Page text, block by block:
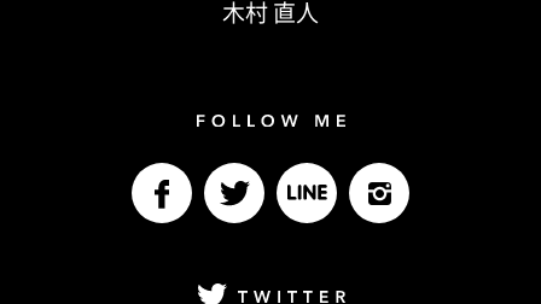
木村 直人